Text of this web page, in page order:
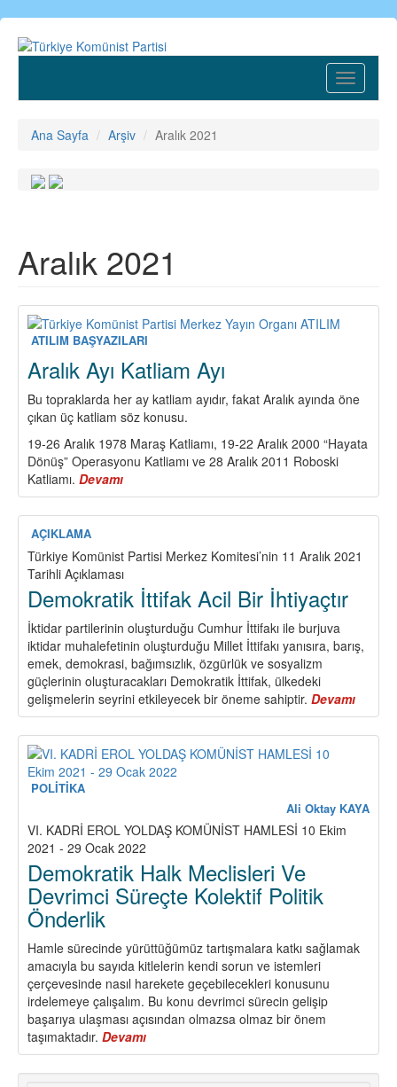
Ana
içeriğe
Toggle
Ana Sayfa Arşiv Aralık 2021
Aralık 2021
ATILIM BAŞYAZILARI
Aralık Ayı Katliam Ayı
Bu topraklarda her ay katliam ayıdır, fakat Aralık ayında öne
çıkan üç katliam söz konusu.
19-26 Aralık 1978 Maraş Katliamı, 19-22 Aralık 2000 “Hayata
Dönüş” Operasyonu Katliamı ve 28 Aralık 2011 Roboski
Katliamı. Devamı
Aralık
Ayı
Ayı
AÇIKLAMA
Türkiye Komünist Partisi Merkez Komitesi’nin 11 Aralık 2021
Tarihli Açıklaması
Demokratik İttifak Acil Bir İhtiyaçtır
İktidar partilerinin oluşturduğu Cumhur İttifakı ile burjuva
iktidar muhalefetinin oluşturduğu Millet İttifakı yanısıra, barış,
emek, demokrasi, bağımsızlık, özgürlük ve sosyalizm
güçlerinin oluşturacakları Demokratik İttifak, ülkedeki
gelişmelerin seyrini etkileyecek bir öneme sahiptir. Devamı
İttifak
POLİTİKA
Ali Oktay KAYA
VI. KADRİ EROL YOLDAŞ KOMÜNİST HAMLESİ 10 Ekim
2021 - 29 Ocak 2022
Demokratik Halk Meclisleri Ve
Devrimci Süreçte Kolektif Politik
Önderlik
Hamle sürecinde yürüttüğümüz tartışmalara katkı sağlamak
amacıyla bu sayıda kitlelerin kendi sorun ve istemleri
çerçevesinde nasıl harekete geçebilecekleri konusunu
irdelemeye çalışalım. Bu konu devrimci sürecin gelişip
başarıya ulaşması açısından olmazsa olmaz bir önem
taşımaktadır. Devamı
Demokratik
Halk